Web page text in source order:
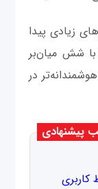
زیادی پیدا
با شش میان‌بر
در
پیشنهادی
کاربری